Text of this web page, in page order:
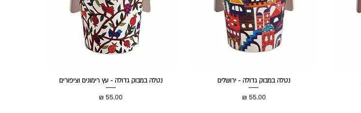
נטלה במבוק גדולה - ירושלים
מחיר‏55.00 ‏₪
נטלה במבוק גדולה - עץ רימונים וציפורים
מחיר